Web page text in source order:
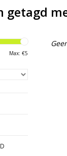
getagd
Max: €5